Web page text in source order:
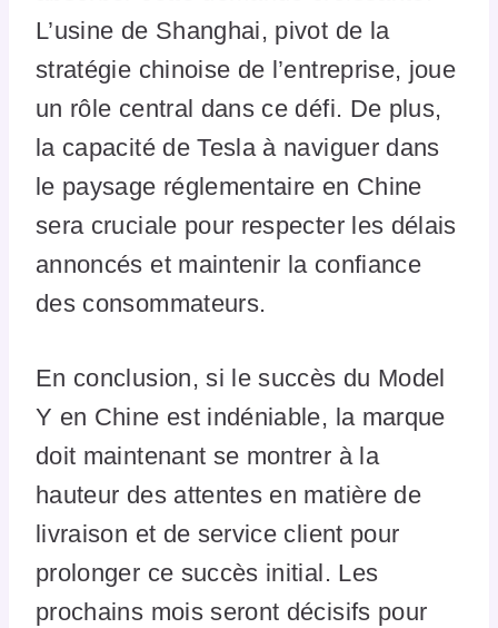
L’usine de Shanghai, pivot de la
stratégie chinoise de l’entreprise, joue
un rôle central dans ce défi. De plus,
la capacité de Tesla à naviguer dans
le paysage réglementaire en Chine
sera cruciale pour respecter les délais
annoncés et maintenir la confiance
des consommateurs.
En conclusion, si le succès du Model
Y en Chine est indéniable, la marque
doit maintenant se montrer à la
hauteur des attentes en matière de
livraison et de service client pour
prolonger ce succès initial. Les
prochains mois seront décisifs pour